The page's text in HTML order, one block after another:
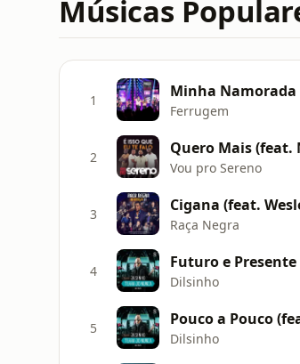
Músicas
1 Minha Namorada
Ferrugem
2 Quero Mais
Vou pro Sereno
3 Cigana (feat.
Raça Negra
4 Futuro e
Dilsinho
5 Pouco a Pouco
Dilsinho